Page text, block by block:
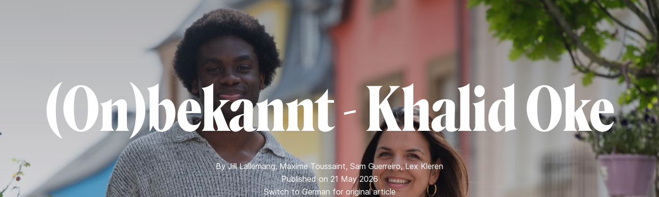
(On)bekannt - Khalid Oke
ByJill Lallemang,Maxime Toussaint, Sam Guerreiro,Lex Kleren
Published on 21 May 2026
Switch to German for original article